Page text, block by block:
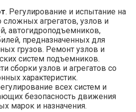
. Регулирование и испытание на
сложных агрегатов, узлов и
автогидроподъемников,
предназначенных для
грузов. Ремонт узлов и
систем подъемников.
сборки узлов и агрегатов со
характеристик.
всех систем и
безопасность движения
марок и назначения.